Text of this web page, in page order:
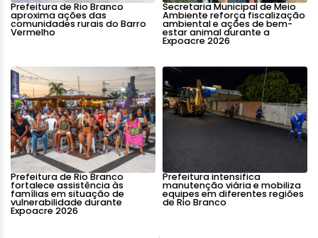
Prefeitura de Rio Branco
aproxima ações das
comunidades rurais do Barro
Vermelho
Secretaria Municipal de Meio
Ambiente reforça fiscalização
ambiental e ações de bem-
estar animal durante a
Expoacre 2026
Prefeitura de Rio Branco
fortalece assistência às
famílias em situação de
vulnerabilidade durante
Expoacre 2026
Prefeitura intensifica
manutenção viária e mobiliza
equipes em diferentes regiões
de Rio Branco